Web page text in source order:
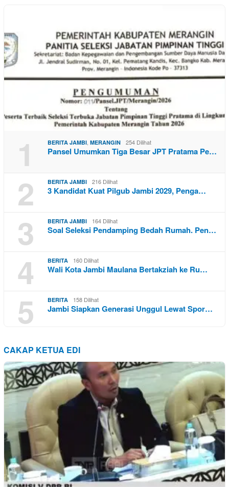
1 BERITA JAMBI MERANGIN 254 Dilihat
Pansel Umumkan Tiga Besar JPT Pratama Pe…
2 BERITA JAMBI 216 Dilihat
3 Kandidat Kuat Pilgub Jambi 2029, Penga…
3 BERITA JAMBI 164 Dilihat
Soal Seleksi Pendamping Bedah Rumah. Pen…
4 BERITA 160 Dilihat
Wali Kota Jambi Maulana Bertakziah ke Ru…
5 BERITA 158 Dilihat
Jambi Siapkan Generasi Unggul Lewat Spor…
CAKAP KETUA EDI